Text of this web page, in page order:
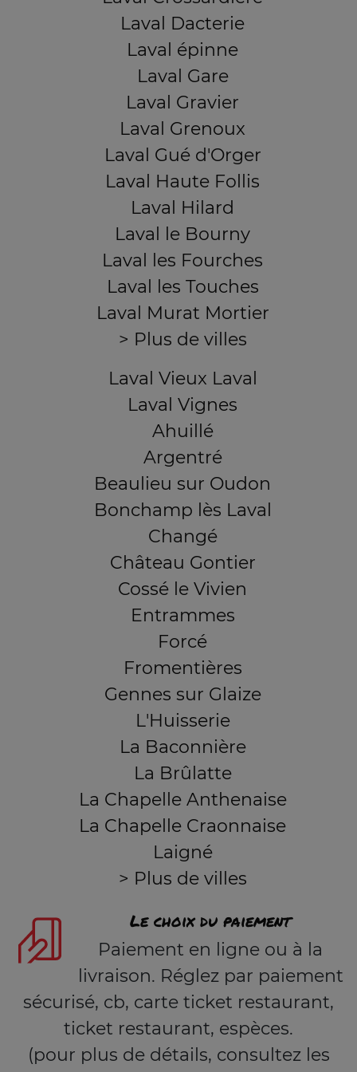
Laval Dacterie
Laval épinne
Laval Gare
Laval Gravier
Laval Grenoux
Laval Gué d'Orger
Laval Haute Follis
Laval Hilard
Laval le Bourny
Laval les Fourches
Laval les Touches
Laval Murat Mortier
> Plus de villes
Laval Vieux Laval
Laval Vignes
Ahuillé
Argentré
Beaulieu sur Oudon
Bonchamp lès Laval
Changé
Château Gontier
Cossé le Vivien
Entrammes
Forcé
Fromentières
Gennes sur Glaize
L'Huisserie
La Baconnière
La Brûlatte
La Chapelle Anthenaise
La Chapelle Craonnaise
Laigné
> Plus de villes
Le choix du paiement
Paiement en ligne ou à la
livraison. Réglez par paiement
sécurisé, cb, carte ticket restaurant,
ticket restaurant, espèces.
(pour plus de détails, consultez les